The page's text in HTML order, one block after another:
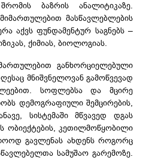
ბაზრის ანალიტიკაზე.
მასწავლებლების
აქვს ფუნდამენტურ საგნებს –
ქიმიას, ბიოლოგიას.
განხორციელებული
მნიშვნელოვან გამოწვევად
სოფლებსა და მცირე
დემოგრაფიული შემცირების,
სისტემაში მწვავედ დგას
ობიექტების, კეთილმოწყობილი
გავლენას ახდენს როგორც
სამუშაო გარემოზე.